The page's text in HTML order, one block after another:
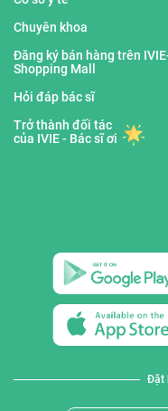
Chuyên khoa
Đăng ký bán hàng trên
Shopping Mall
Hỏi đáp bác sĩ
Trở thành đối tác
của IVIE - Bác sĩ ơi
Đặt